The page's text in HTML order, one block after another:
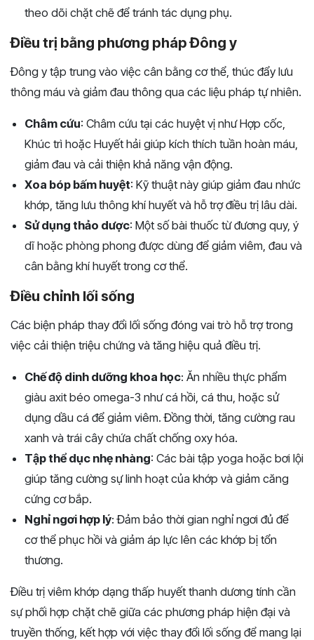
theo dõi chặt chẽ để tránh tác dụng phụ.
Điều trị bằng phương pháp Đông y
Đông y tập trung vào việc cân bằng cơ thể, thúc đẩy lưu
thông máu và giảm đau thông qua các liệu pháp tự nhiên.
Châm cứu: Châm cứu tại các huyệt vị như Hợp cốc,
Khúc trì hoặc Huyết hải giúp kích thích tuần hoàn máu,
giảm đau và cải thiện khả năng vận động.
Xoa bóp bấm huyệt: Kỹ thuật này giúp giảm đau nhức
khớp, tăng lưu thông khí huyết và hỗ trợ điều trị lâu dài.
Sử dụng thảo dược: Một số bài thuốc từ đương quy, ý
dĩ hoặc phòng phong được dùng để giảm viêm, đau và
cân bằng khí huyết trong cơ thể.
Điều chỉnh lối sống
Các biện pháp thay đổi lối sống đóng vai trò hỗ trợ trong
việc cải thiện triệu chứng và tăng hiệu quả điều trị.
Chế độ dinh dưỡng khoa học: Ăn nhiều thực phẩm
giàu axit béo omega-3 như cá hồi, cá thu, hoặc sử
dụng dầu cá để giảm viêm. Đồng thời, tăng cường rau
xanh và trái cây chứa chất chống oxy hóa.
Tập thể dục nhẹ nhàng: Các bài tập yoga hoặc bơi lội
giúp tăng cường sự linh hoạt của khớp và giảm căng
cứng cơ bắp.
Nghỉ ngơi hợp lý: Đảm bảo thời gian nghỉ ngơi đủ để
cơ thể phục hồi và giảm áp lực lên các khớp bị tổn
thương.
Điều trị viêm khớp dạng thấp huyết thanh dương tính cần
sự phối hợp chặt chẽ giữa các phương pháp hiện đại và
truyền thống, kết hợp với việc thay đổi lối sống để mang lại